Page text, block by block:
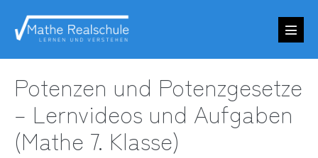
Inhalt
springen
Potenzen und Potenzgesetze
– Lernvideos und Aufgaben
(Mathe 7. Klasse)